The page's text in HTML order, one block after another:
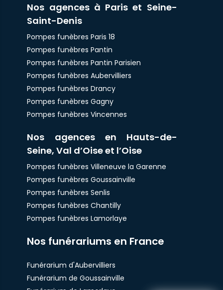
Nos agences à Paris et Seine-
Saint-Denis
Pompes funèbres Paris 18
Pompes funèbres Pantin
Pompes funèbres Pantin Parisien
Pompes funèbres Aubervilliers
Pompes funèbres Drancy
Pompes funèbres Gagny
Pompes funèbres Vincennes
Nos agences en Hauts-de-
Seine, Val d’Oise et l’Oise
Pompes funèbres Villeneuve la Garenne
Pompes funèbres Goussainville
Pompes funèbres Senlis
Pompes funèbres Chantilly
Pompes funèbres Lamorlaye
Nos funérariums en France
Funérarium d'Aubervilliers
Funérarium de Goussainville